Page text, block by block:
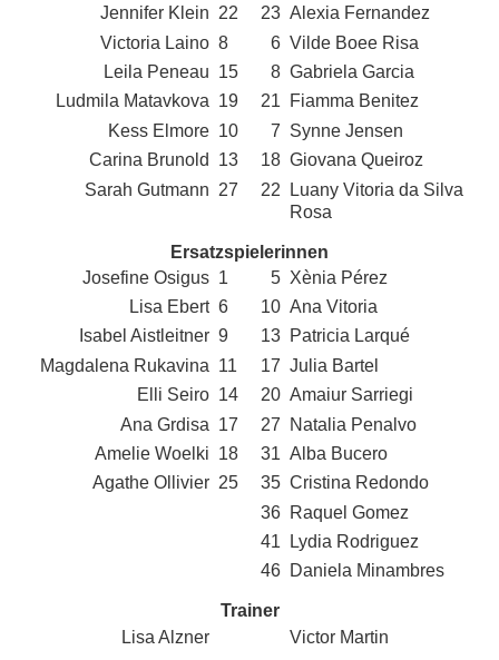
Jennifer Klein 22 23 Alexia Fernandez
Victoria Laino 8 6 Vilde Boee Risa
Leila Peneau 15 8 Gabriela Garcia
Ludmila Matavkova 19 21 Fiamma Benitez
Kess Elmore 10 7 Synne Jensen
Carina Brunold
13 18 Giovana Queiroz
Sarah Gutmann 27 22
Luany Vitoria da Silva
Rosa
Ersatzspielerinnen
Josefine Osigus 1 5 Xènia Pérez
Lisa Ebert 6 10 Ana Vitoria
Isabel Aistleitner 9 13 Patricia Larqué
Magdalena Rukavina 11 17 Julia Bartel
Elli Seiro 14 20 Amaiur Sarriegi
Ana Grdisa 17 27
Natalia Penalvo
Amelie Woelki 18 31 Alba Bucero
Agathe Ollivier 25 35 Cristina Redondo
36 Raquel Gomez
41
Lydia Rodriguez
46 Daniela Minambres
Trainer
Lisa Alzner
Victor Martin